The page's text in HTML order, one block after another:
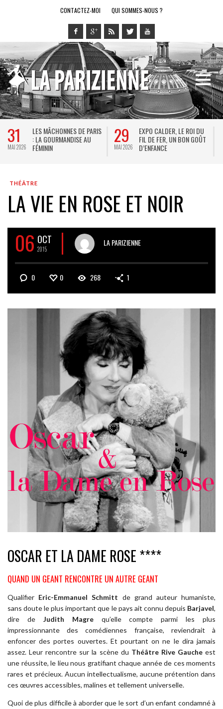
CONTACTEZ-MOI QUI SOMMES-NOUS ?
31
MAI 2026
LES MÂCHONNES DE PARIS
: LA GOURMANDISE AU
FÉMININ
29
MAI 2026
EXPO CALDER, LE ROI DU
FIL DE FER, UN BON GOÛT
D’ENFANCE
THÉÂTRE
LA VIE EN ROSE ET NOIR
06 OCT
2015
LA PARIZIENNE
0 0 268 1
OSCAR ET LA DAME ROSE ****
QUAND UN GEANT RENCONTRE UN AUTRE GEANT
Qualifier Eric-Emmanuel Schmitt de grand auteur humaniste,
sans doute le plus important que le pays ait connu depuis Barjavel,
dire deJudith Magrequ’elle compte parmi les plus
impressionnante des comédiennes française, reviendrait à
enfoncer des portes ouvertes. Et pourtant on ne le dira jamais
assez. Leur rencontre sur la scène du Théâtre Rive Gaucheest
une réussite, le lieu nous gratifiant chaque année de ces moments
rares et précieux. Aucun intellectualisme, aucune prétention dans
ces œuvres accessibles, malines et tellement universelle.
Quoi de plus difficile à aborder que le sort d’un enfant condamné à